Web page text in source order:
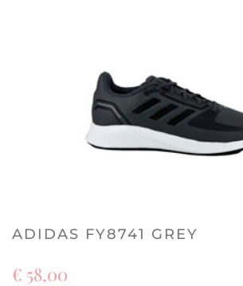
ADIDAS FY8741 GREY
€ 58,00